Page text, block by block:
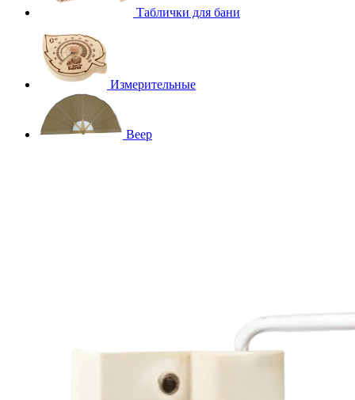
Таблички для бани
Измерительные
Веер